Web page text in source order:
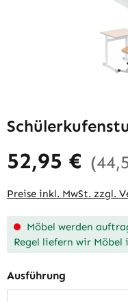
52,95 €
Preise inkl. MwSt. zzgl.
Möbel werden
Regel liefern wir
Ausführung